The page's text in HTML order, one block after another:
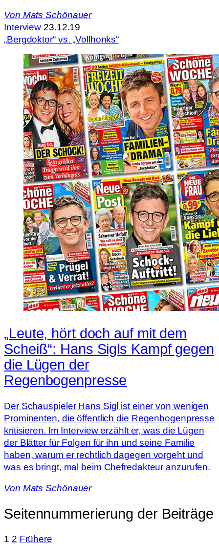
Von Mats Schönauer
Interview 23.12.19
„Bergdoktor“ vs. „Vollhonks“
„Leute, hört doch auf mit dem
Scheiß“: Hans Sigls Kampf gegen
die Lügen der
Regenbogenpresse
Der Schauspieler Hans Sigl ist einer von wenigen
Prominenten, die öffentlich die Regenbogenpresse
kritisieren. Im Interview erzählt er, was die Lügen
der Blätter für Folgen für ihn und seine Familie
haben, warum er rechtlich dagegen vorgeht und
was es bringt, mal beim Chefredakteur anzurufen.
Von Mats Schönauer
Seitennummerierung der Beiträge
1 2 Frühere